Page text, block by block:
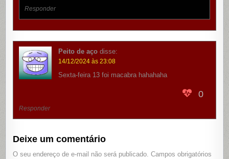
Responder
Peito de aço disse:
14/12/2024 às 23:08
Sexta-feira 13 foi macabra hahahaha
0
Responder
Deixe um comentário
O seu endereço de e-mail não será publicado. Campos obrigatórios